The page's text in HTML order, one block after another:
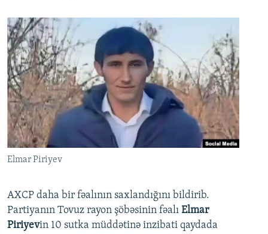
Elmar Piriyev
AXCP daha bir fəalının saxlandığını bildirib.
Partiyanın Tovuz rayon şöbəsinin fəalı Elmar
Piriyevin 10 sutka müddətinə inzibati qaydada